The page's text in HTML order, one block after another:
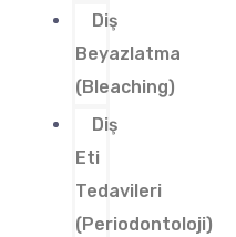
Diş
Beyazlatma
(Bleaching)
Diş
Eti
Tedavileri
(Periodontoloji)